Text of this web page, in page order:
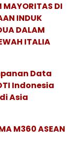
MAYORITAS DI
INDUK
DALAM
ITALIA
Data
Indonesia
Asia
M360 ASEAN